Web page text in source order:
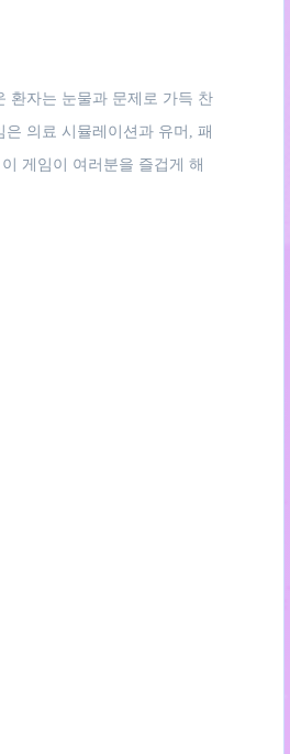
환자는 눈물과 문제로 가득 찬
의료 시뮬레이션과 유머, 패
게임이 여러분을 즐겁게 해